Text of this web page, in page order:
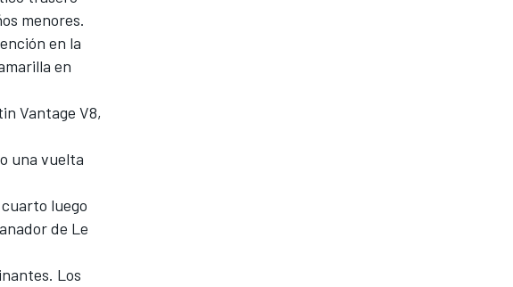
menores.
en la
en
Vantage V8,
una vuelta
luego
de Le
Los